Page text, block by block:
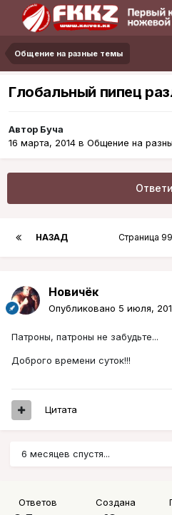
Общение на разные темы
Глобальный пипец
Автор Буча
16 марта, 2014 в Общение на
НАЗАД Страница
Новичёк
Опубликовано 5 июля,
Патроны, патроны не забудьте...
Доброго времени суток!!!
Цитата
6 месяцев спустя...
Ответов Создана